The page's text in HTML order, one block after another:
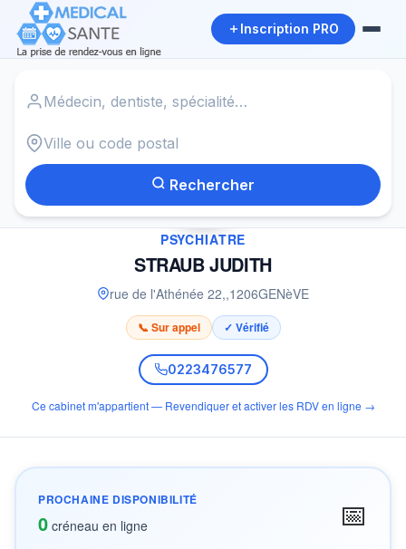
Inscription PRO
Rechercher
✓
PSYCHIATRE
STRAUB JUDITH
rue de l'Athénée 22,,1206GENèVE
📞 Sur appel ✓ Vérifié
0223476577
Ce cabinet m'appartient — Revendiquer et activer les RDV en ligne →
PROCHAINE DISPONIBILITÉ
0 créneau en ligne 📅